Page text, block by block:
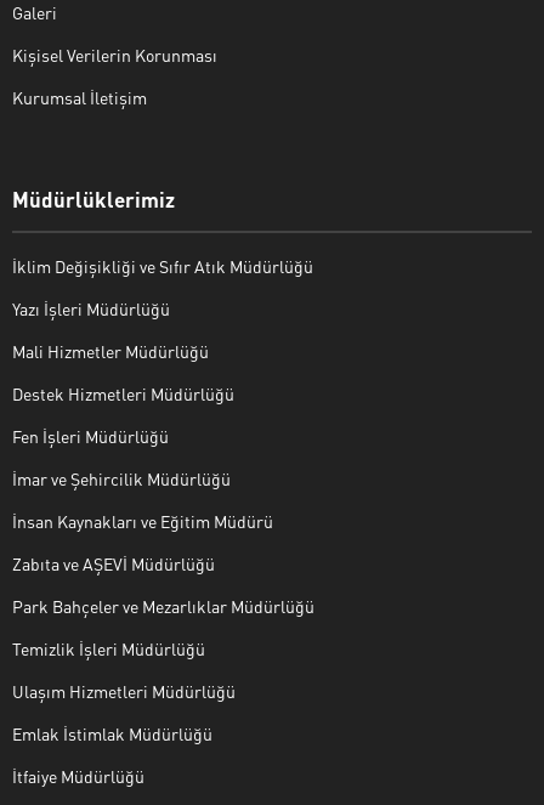
Galeri
Kişisel Verilerin Korunması
Kurumsal İletişim
Müdürlüklerimiz
İklim Değişikliği ve Sıfır Atık Müdürlüğü
Yazı İşleri Müdürlüğü
Mali Hizmetler Müdürlüğü
Destek Hizmetleri Müdürlüğü
Fen İşleri Müdürlüğü
İmar ve Şehircilik Müdürlüğü
İnsan Kaynakları ve Eğitim Müdürü
Zabıta ve AŞEVİ Müdürlüğü
Park Bahçeler ve Mezarlıklar Müdürlüğü
Temizlik İşleri Müdürlüğü
Ulaşım Hizmetleri Müdürlüğü
Emlak İstimlak Müdürlüğü
İtfaiye Müdürlüğü